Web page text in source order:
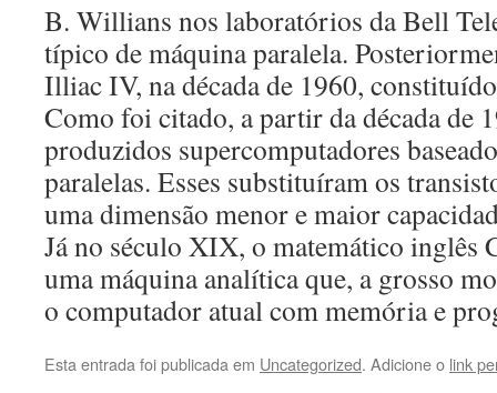
B. Willians nos laboratórios da Bell
típico de máquina paralela.
Illiac IV, na década de 1960,
Como foi citado, a partir da década de
produzidos supercomputadores
paralelas. Esses substituíram os
uma dimensão menor e maior
Já no século XIX, o matemático inglês
uma máquina analítica que, a grosso
o computador atual com memória e
Esta entrada foi publicada em Uncategorized. Adicione o link